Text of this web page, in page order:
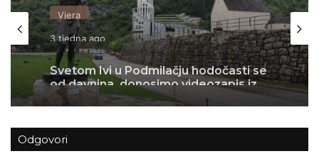
Vjera
3 tjedna ago
Svetom Ivi u Podmilačju hodočasti se
od davnina, donosimo videozapis iz
1969.
Odgovori